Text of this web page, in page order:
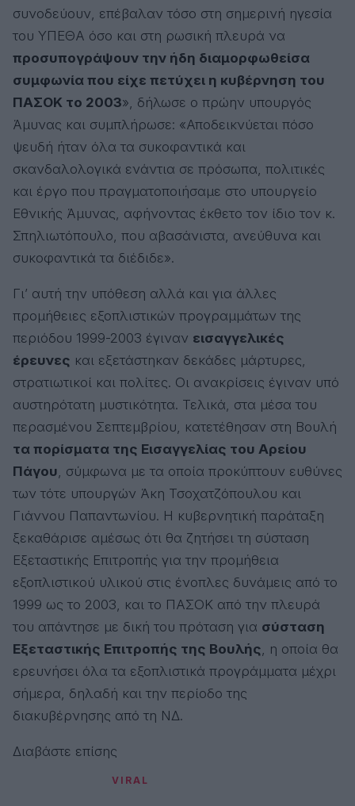
συνοδεύουν, επέβαλαν τόσο στη σημερινή ηγεσία
του ΥΠΕΘΑ όσο και στη ρωσική πλευρά να
προσυπογράψουν την ήδη διαμορφωθείσα
συμφωνία που είχε πετύχει η κυβέρνηση του
ΠΑΣΟΚ το 2003», δήλωσε ο πρώην υπουργός
Άμυνας και συμπλήρωσε: «Αποδεικνύεται πόσο
ψευδή ήταν όλα τα συκοφαντικά και
σκανδαλολογικά ενάντια σε πρόσωπα, πολιτικές
και έργο που πραγματοποιήσαμε στο υπουργείο
Εθνικής Άμυνας, αφήνοντας έκθετο τον ίδιο τον κ.
Σπηλιωτόπουλο, που αβασάνιστα, ανεύθυνα και
συκοφαντικά τα διέδιδε».
Γι’ αυτή την υπόθεση αλλά και για άλλες
προμήθειες εξοπλιστικών προγραμμάτων της
περιόδου 1999-2003 έγιναν εισαγγελικές
έρευνες και εξετάστηκαν δεκάδες μάρτυρες,
στρατιωτικοί και πολίτες. Οι ανακρίσεις έγιναν υπό
αυστηρότατη μυστικότητα. Τελικά, στα μέσα του
περασμένου Σεπτεμβρίου, κατετέθησαν στη Βουλή
τα πορίσματα της Εισαγγελίας του Αρείου
Πάγου , σύμφωνα με τα οποία προκύπτουν ευθύνες
των τότε υπουργών Άκη Τσοχατζόπουλου και
Γιάννου Παπαντωνίου. Η κυβερνητική παράταξη
ξεκαθάρισε αμέσως ότι θα ζητήσει τη σύσταση
Εξεταστικής Επιτροπής για την προμήθεια
εξοπλιστικού υλικού στις ένοπλες δυνάμεις από το
1999 ως το 2003, και το ΠΑΣΟΚ από την πλευρά
του απάντησε με δική του πρόταση για σύσταση
Εξεταστικής Επιτροπής της Βουλής , η οποία θα
ερευνήσει όλα τα εξοπλιστικά προγράμματα μέχρι
σήμερα, δηλαδή και την περίοδο της
διακυβέρνησης από τη ΝΔ.
Διαβάστε επίσης
VIRAL